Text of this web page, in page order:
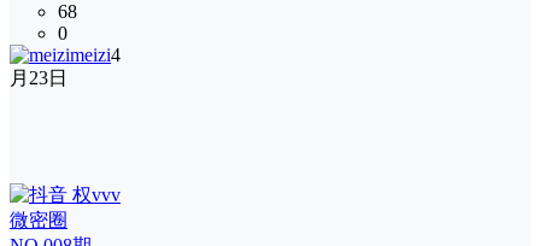
68
0
meizi4
月23日